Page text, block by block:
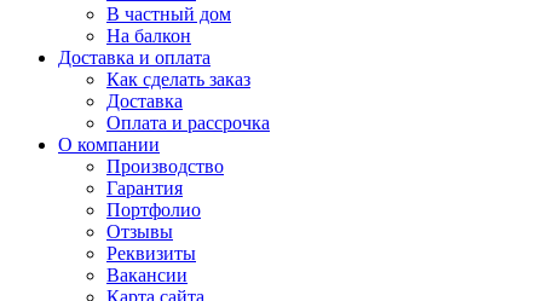
В частный дом
На балкон
Доставка и оплата
Как сделать заказ
Доставка
Оплата и рассрочка
О компании
Производство
Гарантия
Портфолио
Отзывы
Реквизиты
Вакансии
Карта сайта